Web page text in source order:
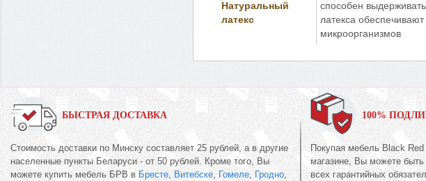
Натуральный
латекс
способен
латекса
микроорганизмов
БЫСТРАЯ ДОСТАВКА
Стоимость доставки по Минску составляет 25 рублей, а в другие
населенные пункты Беларуси - от 50 рублей. Кроме того, Вы
можете купить мебель БРВ в Бресте Витебске Гомеле Гродно
100%
Покупая мебель Black
магазине, Вы можете быть
всех гарантийных